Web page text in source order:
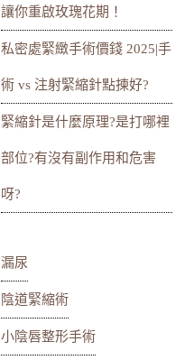
讓你重啟玫瑰花期！
私密處緊緻手術價錢 2025|手
術 vs 注射緊縮針點揀好?
緊縮針是什麼原理?是打哪裡
部位?有沒有副作用和危害
呀?
漏尿
陰道緊縮術
小陰唇整形手術